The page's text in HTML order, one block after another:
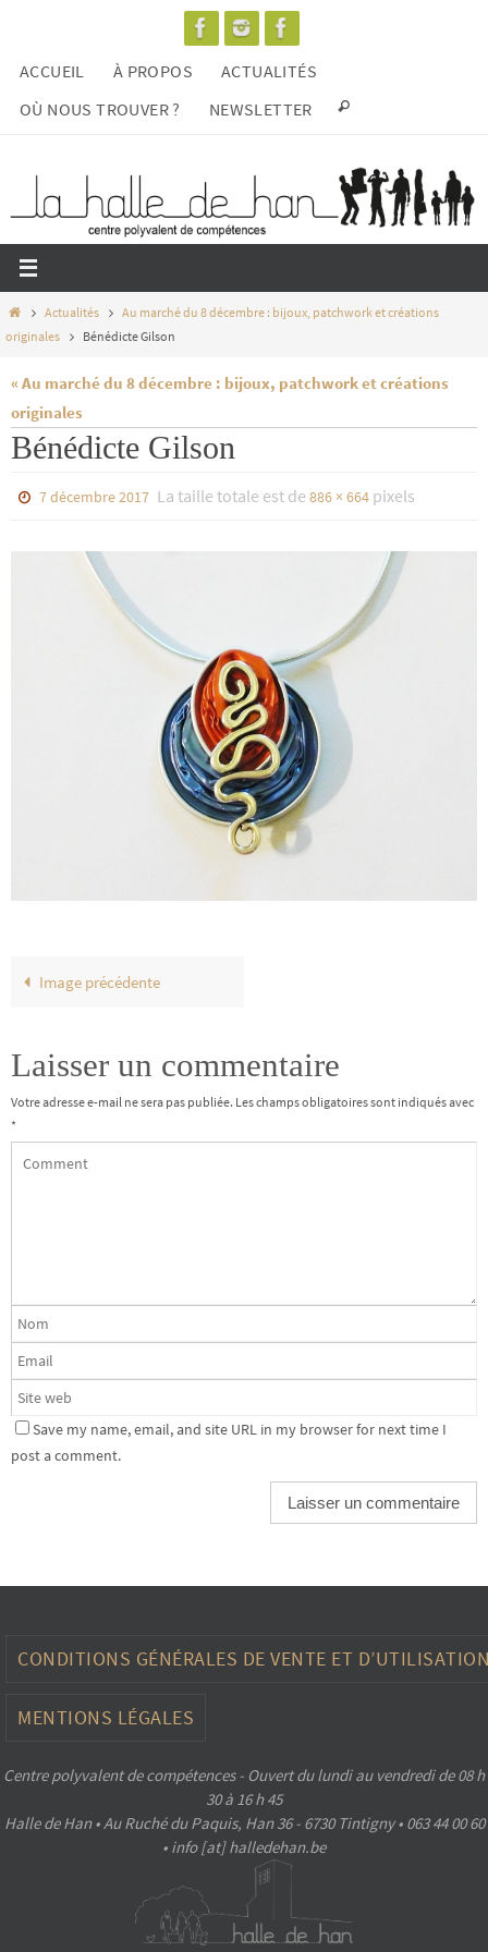
contenu
ACCUEIL À PROPOS
ACTUALITÉS
OÙ NOUS TROUVER ?
NEWSLETTER
HomeActualités
Au marché du 8 décembre : bijoux, patchwork et créations
originales
Bénédicte Gilson
« Au marché du 8 décembre : bijoux, patchwork et créations
originales
Bénédicte Gilson
7 décembre 2017 La taille totale est de886 × 664 pixels
Image précédente
Laisser un commentaire
Votre adresse e-mail ne sera pas publiée. Les champs obligatoires sont indiqués avec
*
Save my name, email, and site URL in my browser for next time I
post a comment.
CONDITIONS GÉNÉRALES DE VENTE ET
MENTIONS LÉGALES
Centre polyvalent de compétences - Ouvert du lundi au vendredi de 08 h
30 à 16 h 45
Halle de Han • Au Ruché du Paquis, Han 36 - 6730 Tintigny • 063 44 00 60
• info [at] halledehan.be